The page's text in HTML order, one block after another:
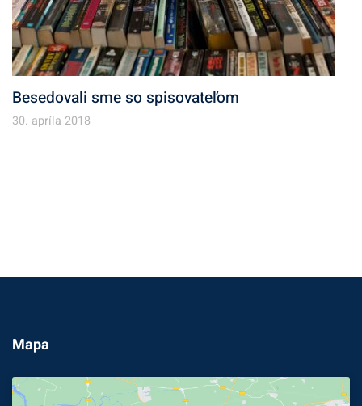
Besedovali sme so spisovateľom
30. apríla 2018
Mapa